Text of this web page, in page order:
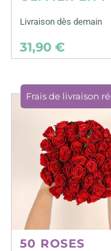
Livraison dès demain
31,90 €
Frais de livraison
50 ROSES